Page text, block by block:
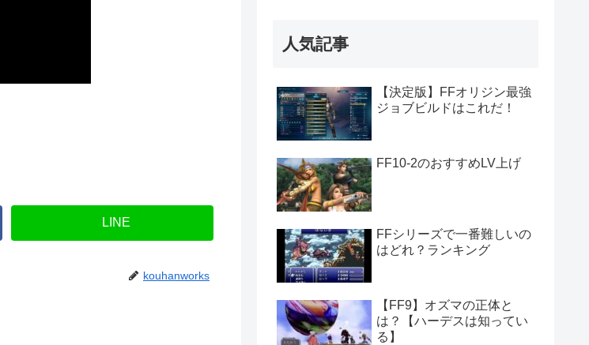
LINE
kouhanworks
人気記事
【決定版】FFオリジン最強
ジョブビルドはこれだ！
FF10-2のおすすめLV上げ
FFシリーズで一番難しいの
はどれ？ランキング
【FF9】オズマの正体と
は？【ハーデスは知ってい
る】